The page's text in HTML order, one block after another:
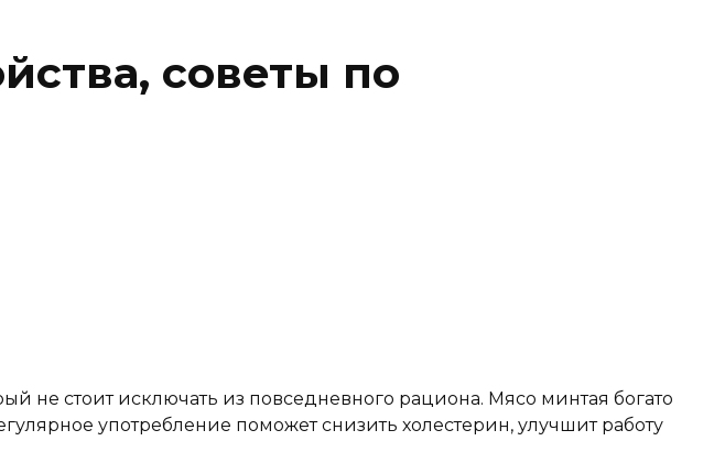
советы по
не стоит исключать из повседневного рациона. Мясо минтая богато
употребление поможет снизить холестерин, улучшит работу